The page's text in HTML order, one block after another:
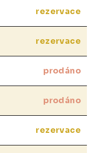
rezervace
rezervace
prodáno
prodáno
rezervace